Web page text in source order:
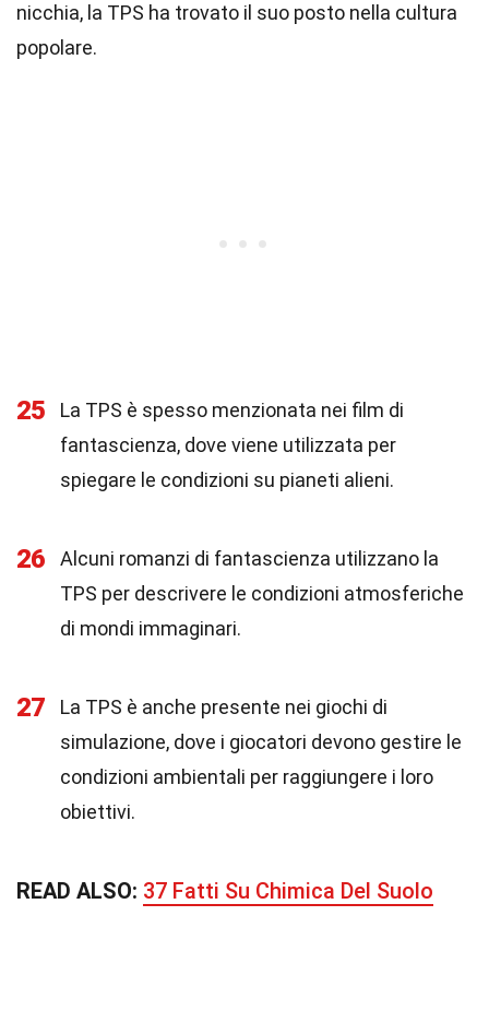
nicchia, la TPS ha trovato il suo posto nella cultura
popolare.
25
La TPS è spesso menzionata nei film di
fantascienza, dove viene utilizzata per
spiegare le condizioni su pianeti alieni.
26
Alcuni romanzi di fantascienza utilizzano la
TPS per descrivere le condizioni atmosferiche
di mondi immaginari.
27
La TPS è anche presente nei giochi di
simulazione, dove i giocatori devono gestire le
condizioni ambientali per raggiungere i loro
obiettivi.
READ ALSO: 37 Fatti Su Chimica Del Suolo